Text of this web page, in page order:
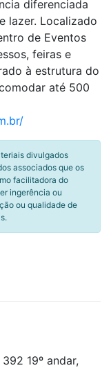
diferenciada
lazer. Localizado
de Eventos
feiras e
à estrutura do
até 500
divulgados
associados que os
facilitadora do
ingerência ou
ou qualidade de
19º andar,